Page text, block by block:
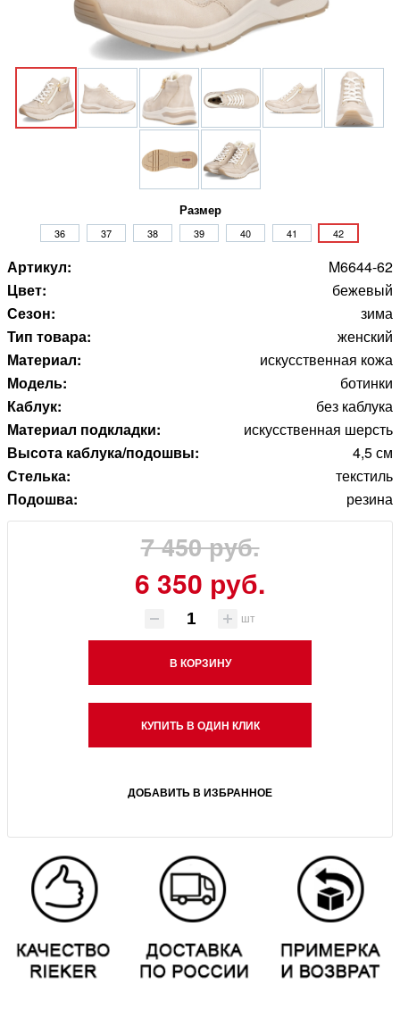
Размер
36 37 38 39 40 41 42
Артикул:
M6644-62
Цвет:
бежевый
Сезон:
зима
Тип товара:
женский
Материал:
искусственная кожа
Модель:
ботинки
Каблук:
без каблука
Материал подкладки:
искусственная шерсть
Высота каблука/подошвы:
4,5 см
Стелька:
текстиль
Подошва:
резина
7 450 руб.
6 350 руб.
шт
В КОРЗИНУ
КУПИТЬ В ОДИН КЛИК
ДОБАВИТЬ В ИЗБРАННОЕ